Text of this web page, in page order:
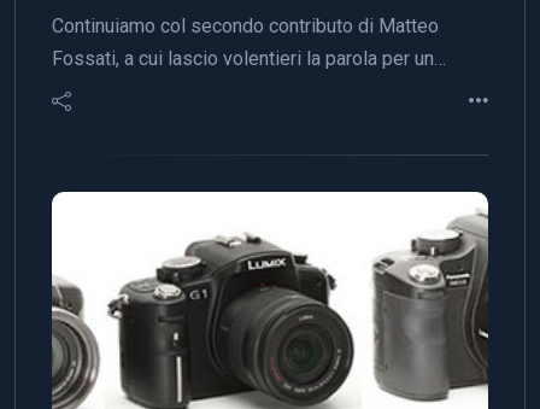
Continuiamo col secondo contributo di Matteo
Fossati, a cui lascio volentieri la parola per un…